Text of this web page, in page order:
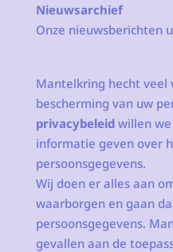
Nieuwsarchief
Onze nieuwsberichten
Mantelkring hecht veel
bescherming van uw
privacybeleidwillen we
informatie geven over
persoonsgegevens.
Wij doen er alles aan
waarborgen en gaan
persoonsgegevens.
gevallen aan de